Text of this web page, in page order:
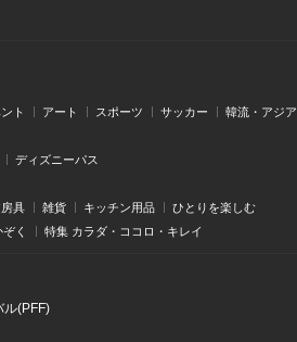
ト アート スポーツ サッカー 韓流・アジア
ディズニーパス
具 雑貨 キッチン用品 ひとりを楽しむ
く 特集 カラダ・ココロ・キレイ
ル(PFF)